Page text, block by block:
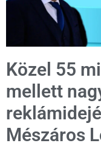
Közel 55
mellett
Mészáros